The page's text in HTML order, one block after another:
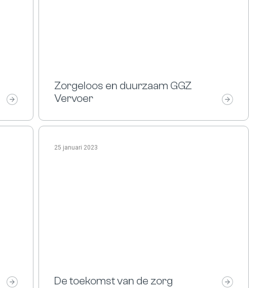
Zorgeloos en duurzaam GGZ
Vervoer
25 januari 2023
De toekomst van de zorg